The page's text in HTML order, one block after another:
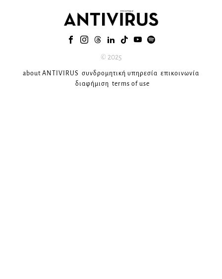
© 2025
about ANTIVIRUS συνδρομητική υπηρεσία επικοινωνία
διαφήμιση terms of use